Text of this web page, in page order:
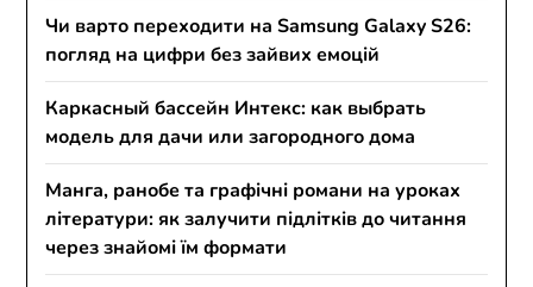
Чи варто переходити на Samsung Galaxy S26:
погляд на цифри без зайвих емоцій
Каркасный бассейн Интекс: как выбрать
модель для дачи или загородного дома
Манга, ранобе та графічні романи на уроках
літератури: як залучити підлітків до читання
через знайомі їм формати